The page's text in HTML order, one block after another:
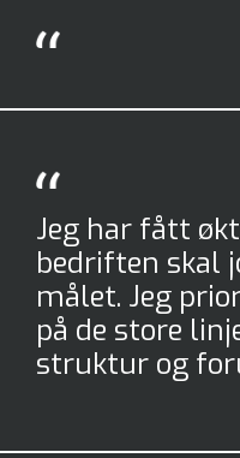
Jeg har fått
bedriften skal
målet. Jeg
på de store
struktur og